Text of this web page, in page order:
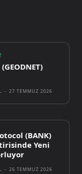
- 27 TEMMUZ 2026
(BANK)
Yeni
- 26 TEMMUZ 2026